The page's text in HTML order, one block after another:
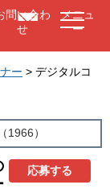
問い合わ
せ
メニュ
ー
ー > デジタルコ
1966）
応募する